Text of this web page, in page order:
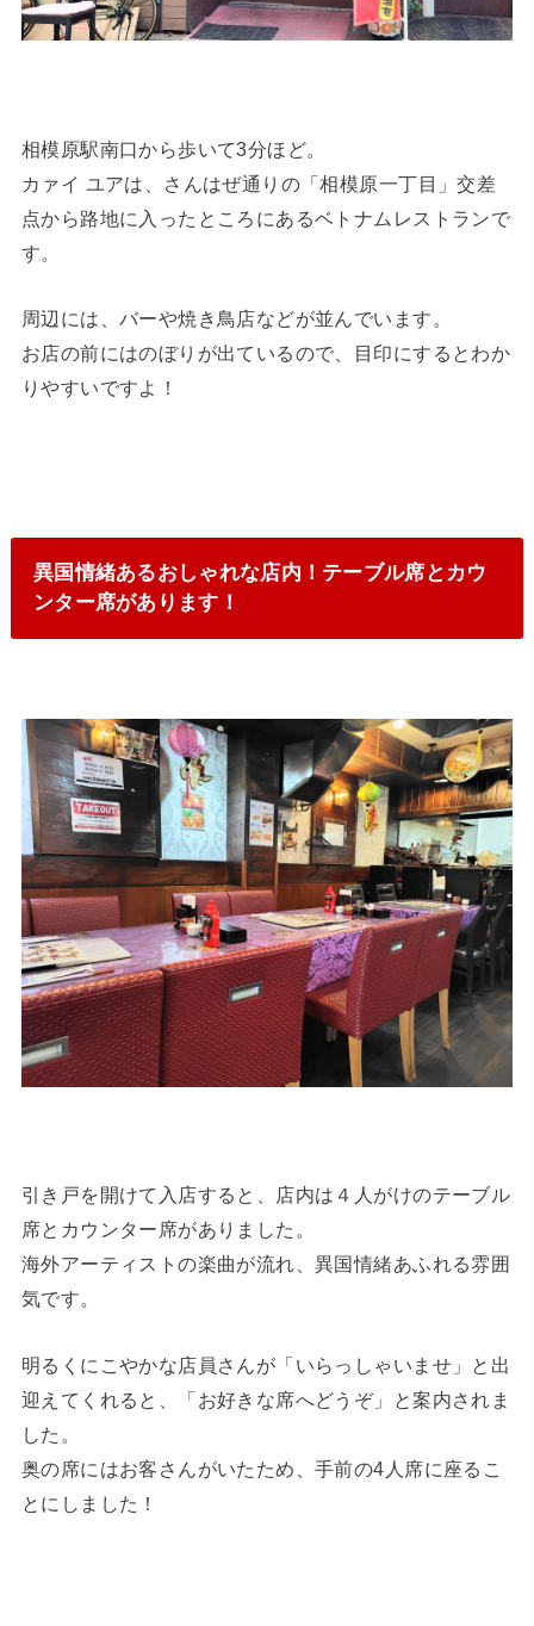
相模原駅南口から歩いて3分ほど。
カァイ ユアは、さんはぜ通りの「相模原一丁目」交差
点から路地に入ったところにあるベトナムレストランで
す。
周辺には、バーや焼き鳥店などが並んでいます。
お店の前にはのぼりが出ているので、目印にするとわか
りやすいですよ！
異国情緒あるおしゃれな店内！テーブル席とカウ
ンター席があります！
引き戸を開けて入店すると、店内は４人がけのテーブル
席とカウンター席がありました。
海外アーティストの楽曲が流れ、異国情緒あふれる雰囲
気です。
明るくにこやかな店員さんが「いらっしゃいませ」と出
迎えてくれると、「お好きな席へどうぞ」と案内されま
した。
奥の席にはお客さんがいたため、手前の4人席に座るこ
とにしました！